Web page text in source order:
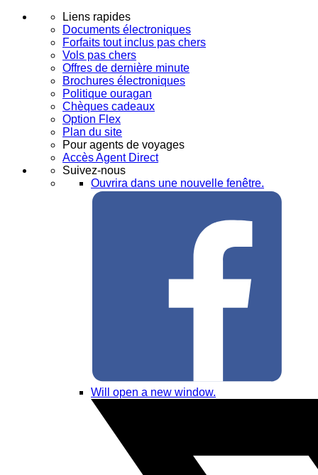
Liens rapides
Documents électroniques
Forfaits tout inclus pas chers
Vols pas chers
Offres de dernière minute
Brochures électroniques
Politique ouragan
Chèques cadeaux
Option Flex
Plan du site
Pour agents de voyages
Accès Agent Direct
Suivez-nous
Ouvrira dans une nouvelle fenêtre.
Will open a new window.